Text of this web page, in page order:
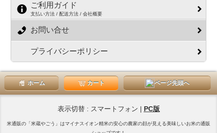
ご利用ガイド
支払い方法 / 配送方法 / 会社概要
お問い合せ
プライバシーポリシー
ホーム カート ページ先頭へ
表示切替 : スマートフォン | PC版
米通販の「米蔵やごう」はマイナスイオン精米の安心の農家の顔が見える美味しいお米の通販